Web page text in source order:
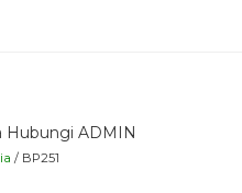
Hubungi ADMIN
/ BP251